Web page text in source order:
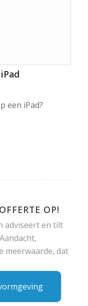
een iPad?
OP!
adviseert en tilt
meerwaarde, dat